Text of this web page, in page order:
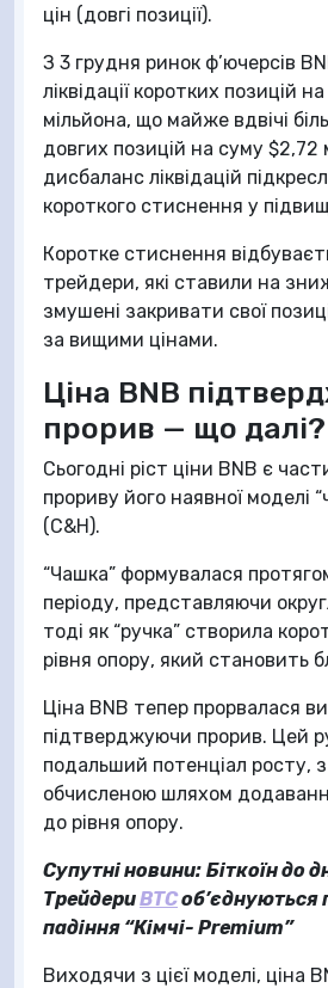
цін (довгі позиції).
З 3 грудня ринок ф’ючерсів
ліквідації коротких позицій
мільйона, що майже вдвічі
довгих позицій на суму $2,72
дисбаланс ліквідацій
короткого стиснення у
Коротке стиснення
трейдери, які ставили на
змушені закривати свої
за вищими цінами.
Ціна BNB
прорив — що далі?
Сьогодні ріст ціни BNB є
прориву його наявної моделі
(C&H).
“Чашка” формувалася
періоду, представляючи
тоді як “ручка” створила
рівня опору, який становить
Ціна BNB тепер прорвалася
підтверджуючи прорив. Цей
подальший потенціал росту,
обчисленою шляхом
до рівня опору.
Супутні новини: Біткоїн до
ТрейдериBTCоб’єднуються
падіння “Кімчі- Premium”
Виходячи з цієї моделі, ціна